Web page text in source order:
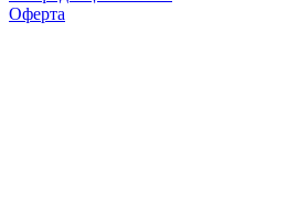
Оферта